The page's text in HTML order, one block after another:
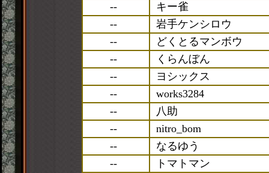
--
キー雀
--
岩手ケンシロウ
--
どくとるマンボウ
--
くらんぼん
--
ヨシックス
--
works3284
--
八助
--
nitro_bom
--
なるゆう
--
トマトマン